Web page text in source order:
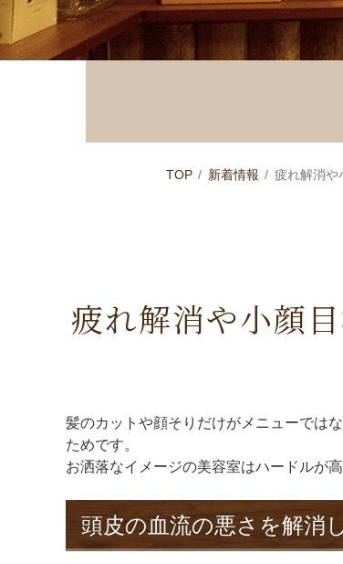
TOP 新着情報 疲れ解消や
疲れ解消や小顔
髪のカットや顔そりだけがメニューでは
ためです。
お洒落なイメージの美容室はハードルが
頭皮の血流の悪さを解消